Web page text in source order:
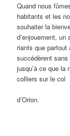
Quand nous
habitants et les
souhaiter la
d’enjouement,
riants que partout
succédèrent
jusqu’à ce que
colliers sur le col
d’Orion.